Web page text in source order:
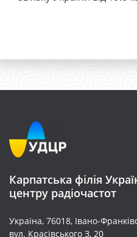
Карпатська філія
центру радіочастот
Україна, 76018, Івано-
вул. Красівського З, 20